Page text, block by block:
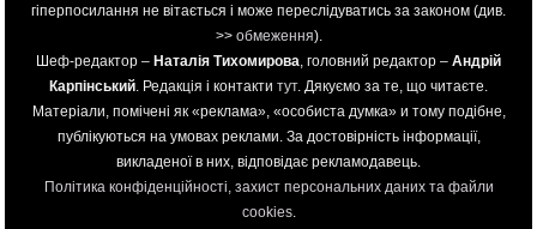
гіперпосилання не вітається і може переслідуватись за законом (див.
>> обмеження).
Шеф-редактор – Наталія Тихомирова , головний редактор – Андрій
Карпінський . Редакція і контакти тут. Дякуємо за те, що читаєте.
Матеріали, помічені як «реклама», «особиста думка» и тому подібне,
публікуються на умовах реклами. За достовірність інформації,
викладеної в них, відповідає рекламодавець.
Політика конфіденційності, захист персональних даних та файли
cookies.